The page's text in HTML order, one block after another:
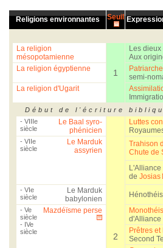
Religions environnantes Seuil
La religion
mésopotamienne
1
Les
Aux
La religion égyptienne
semi-
La religion d'Ugarit
Début de l'écriture
- VIIIe
siècle
Le Baal syro-
phénicien
2
Luttes
- VIIe
siècle
Le Marduk
assyrien
Trahison
Chute de
L'Alliance
de Josias
- VIe
siècle
Le Marduk
babylonien
- Ve
siècle
- IVe
siècle
Mazdéïsme perse
d'Alliance
Prêtres
Second